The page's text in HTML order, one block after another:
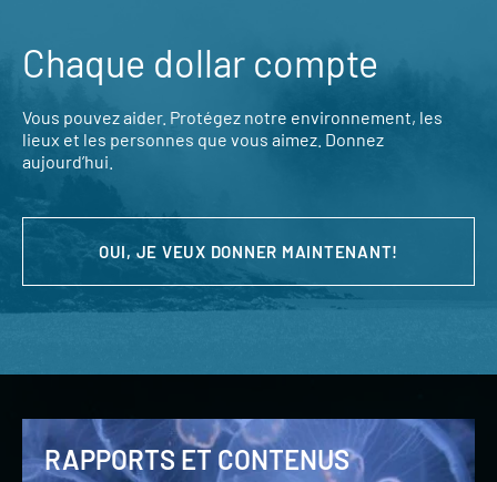
Chaque dollar compte
Vous pouvez aider. Protégez notre environnement, les
lieux et les personnes que vous aimez. Donnez
aujourd’hui.
OUI, JE VEUX DONNER MAINTENANT!
RAPPORTS ET CONTENUS